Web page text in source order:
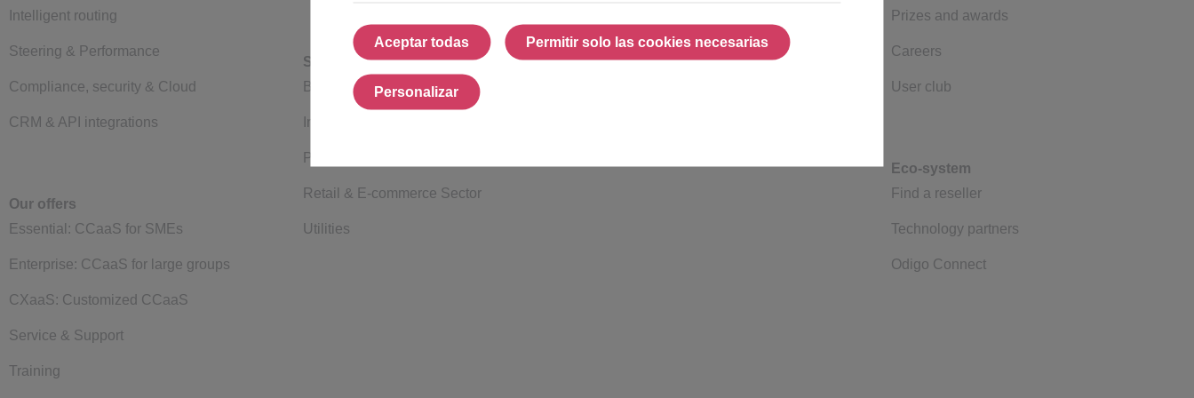
Aceptar todas
Aceptar todas
Permitir solo las cookies necesarias
Permitir solo las cookies necesarias
Personalizar
Personalizar
Intelligent routing
Steering & Performance
Compliance, security & Cloud
CRM & API integrations
Our offers
Essential: CCaaS for SMEs
Enterprise: CCaaS for large groups
CXaaS: Customized CCaaS
Service & Support
Training
Sectors
Banks
Insurance
Public Sector
Retail & E-commerce Sector
Utilities
CCaaS: Complete guide
Prizes and awards
Careers
User club
Eco-system
Find a reseller
Technology partners
Odigo Connect